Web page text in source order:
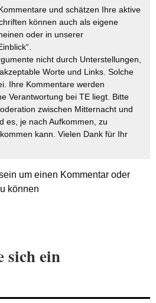
und schätzen Ihre aktive
können auch als eigene
oder in unserer
nicht durch Unterstellungen,
Worte und Links. Solche
Ihre Kommentare werden
Verantwortung bei TE liegt. Bitte
zwischen Mitternacht und
es, je nach Aufkommen, zu
kann. Vielen Dank für Ihr
um einen Kommentar oder
können
sich ein